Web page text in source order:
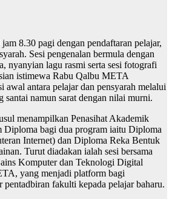
8.30 pagi dengan pendaftaran pelajar,
Sesi pengenalan bermula dengan
nyanyian lagu rasmi serta sesi fotografi
istimewa Rabu Qalbu META
awal antara pelajar dan pensyarah melalui
santai namun sarat dengan nilai murni.
menampilkan Penasihat Akademik
Diploma bagi dua program iaitu Diploma
Internet) dan Diploma Reka Bentuk
Turut diadakan ialah sesi bersama
Komputer dan Teknologi Digital
yang menjadi platform bagi
pentadbiran fakulti kepada pelajar baharu.